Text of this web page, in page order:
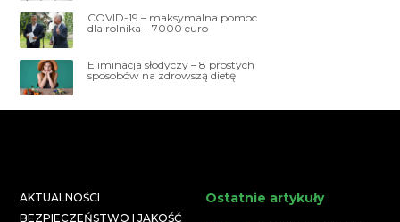
COVID-19 – maksymalna pomoc
dla rolnika – 7000 euro
Eliminacja słodyczy – 8 prostych
sposobów na zdrowszą dietę
AKTUALNOŚCI
BEZPIECZEŃSTWO I JAKOŚĆ
Ostatnie artykuły